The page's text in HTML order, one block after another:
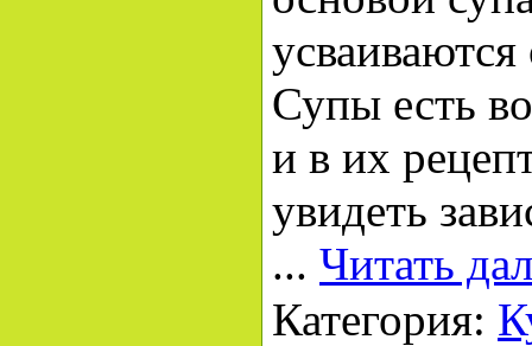
Супы есть
и в их
увидеть
... Читать
Категория: